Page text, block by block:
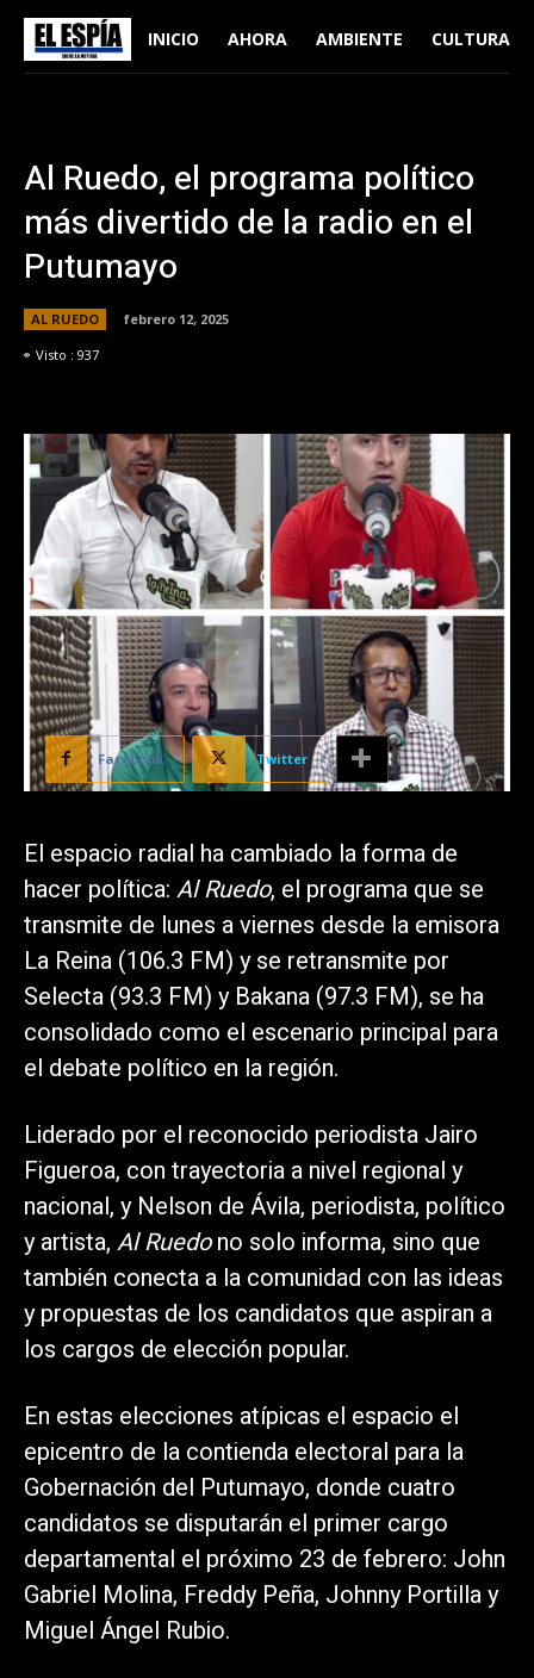
INICIO AHORA AMBIENTE CULTURA
Al Ruedo, el programa político
más divertido de la radio en el
Putumayo
AL RUEDO
febrero 12, 2025
Visto : 937
Facebook Twitter
El espacio radial ha cambiado la forma de
hacer política: Al Ruedo, el programa que se
transmite de lunes a viernes desde la emisora
La Reina (106.3 FM) y se retransmite por
Selecta (93.3 FM) y Bakana (97.3 FM), se ha
consolidado como el escenario principal para
el debate político en la región.
Liderado por el reconocido periodista Jairo
Figueroa, con trayectoria a nivel regional y
nacional, y Nelson de Ávila, periodista, político
y artista, Al Ruedono solo informa, sino que
también conecta a la comunidad con las ideas
y propuestas de los candidatos que aspiran a
los cargos de elección popular.
En estas elecciones atípicas el espacio el
epicentro de la contienda electoral para la
Gobernación del Putumayo, donde cuatro
candidatos se disputarán el primer cargo
departamental el próximo 23 de febrero: John
Gabriel Molina, Freddy Peña, Johnny Portilla y
Miguel Ángel Rubio.